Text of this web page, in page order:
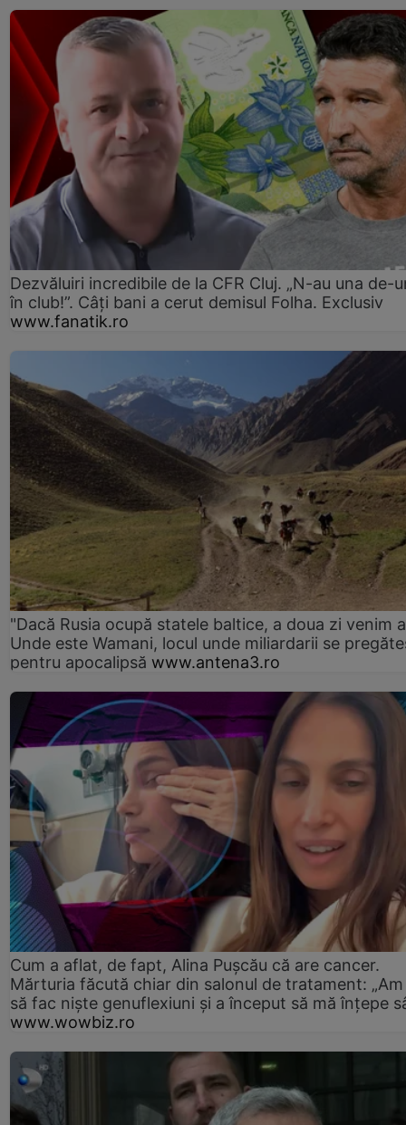
Dezvăluiri incredibile de la CFR Cluj. „N-au una de-
în club!”. Câți bani a cerut demisul Folha. Exclusiv
www.fanatik.ro
"Dacă Rusia ocupă statele baltice, a doua zi venim
Unde este Wamani, locul unde miliardarii se
pentru apocalipsă www.antena3.ro
Cum a aflat, de fapt, Alina Pușcău că are cancer.
Mărturia făcută chiar din salonul de tratament:
să fac niște genuflexiuni și a început să mă înțepe
www.wowbiz.ro